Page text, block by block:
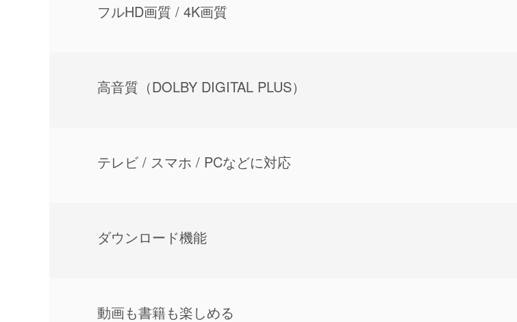
フルHD画質 / 4K画質
⾼⾳質（DOLBY DIGITAL PLUS）
テレビ / スマホ / PCなどに対応
ダウンロード機能
動画も書籍も楽しめる